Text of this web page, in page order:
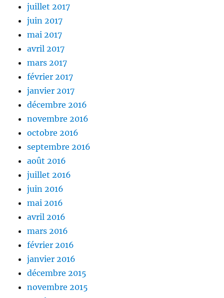
juillet 2017
juin 2017
mai 2017
avril 2017
mars 2017
février 2017
janvier 2017
décembre 2016
novembre 2016
octobre 2016
septembre 2016
août 2016
juillet 2016
juin 2016
mai 2016
avril 2016
mars 2016
février 2016
janvier 2016
décembre 2015
novembre 2015